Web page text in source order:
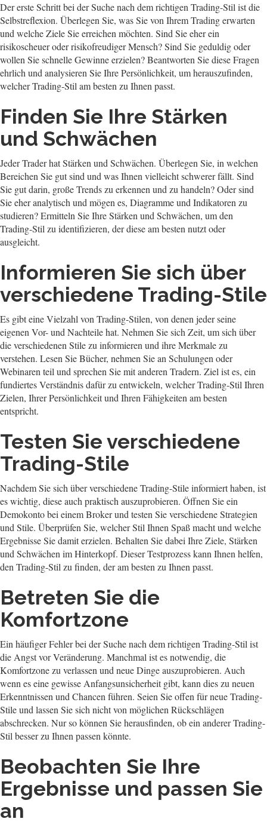
Der erste Schritt bei der Suche nach dem richtigen Trading-Stil ist die
Selbstreflexion. Überlegen Sie, was Sie von Ihrem Trading erwarten
und welche Ziele Sie erreichen möchten. Sind Sie eher ein
risikoscheuer oder risikofreudiger Mensch? Sind Sie geduldig oder
wollen Sie schnelle Gewinne erzielen? Beantworten Sie diese Fragen
ehrlich und analysieren Sie Ihre Persönlichkeit, um herauszufinden,
welcher Trading-Stil am besten zu Ihnen passt.
Finden Sie Ihre Stärken
und Schwächen
Jeder Trader hat Stärken und Schwächen. Überlegen Sie, in welchen
Bereichen Sie gut sind und was Ihnen vielleicht schwerer fällt. Sind
Sie gut darin, große Trends zu erkennen und zu handeln? Oder sind
Sie eher analytisch und mögen es, Diagramme und Indikatoren zu
studieren? Ermitteln Sie Ihre Stärken und Schwächen, um den
Trading-Stil zu identifizieren, der diese am besten nutzt oder
ausgleicht.
Informieren Sie sich über
verschiedene Trading-Stile
Es gibt eine Vielzahl von Trading-Stilen, von denen jeder seine
eigenen Vor- und Nachteile hat. Nehmen Sie sich Zeit, um sich über
die verschiedenen Stile zu informieren und ihre Merkmale zu
verstehen. Lesen Sie Bücher, nehmen Sie an Schulungen oder
Webinaren teil und sprechen Sie mit anderen Tradern. Ziel ist es, ein
fundiertes Verständnis dafür zu entwickeln, welcher Trading-Stil Ihren
Zielen, Ihrer Persönlichkeit und Ihren Fähigkeiten am besten
entspricht.
Testen Sie verschiedene
Trading-Stile
Nachdem Sie sich über verschiedene Trading-Stile informiert haben, ist
es wichtig, diese auch praktisch auszuprobieren. Öffnen Sie ein
Demokonto bei einem Broker und testen Sie verschiedene Strategien
und Stile. Überprüfen Sie, welcher Stil Ihnen Spaß macht und welche
Ergebnisse Sie damit erzielen. Behalten Sie dabei Ihre Ziele, Stärken
und Schwächen im Hinterkopf. Dieser Testprozess kann Ihnen helfen,
den Trading-Stil zu finden, der am besten zu Ihnen passt.
Betreten Sie die
Komfortzone
Ein häufiger Fehler bei der Suche nach dem richtigen Trading-Stil ist
die Angst vor Veränderung. Manchmal ist es notwendig, die
Komfortzone zu verlassen und neue Dinge auszuprobieren. Auch
wenn es eine gewisse Anfangsunsicherheit gibt, kann dies zu neuen
Erkenntnissen und Chancen führen. Seien Sie offen für neue Trading-
Stile und lassen Sie sich nicht von möglichen Rückschlägen
abschrecken. Nur so können Sie herausfinden, ob ein anderer Trading-
Stil besser zu Ihnen passen könnte.
Beobachten Sie Ihre
Ergebnisse und passen Sie
an